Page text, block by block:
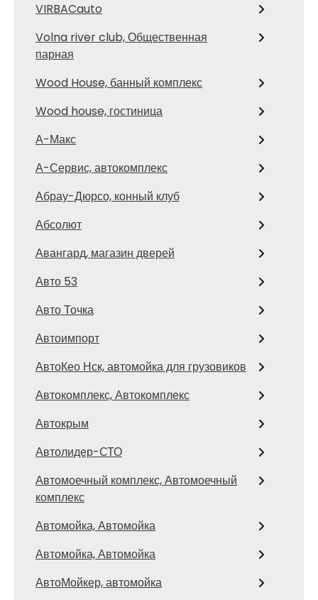
VIRBACauto
Volna river club, Общественная
парная
Wood House, банный комплекс
Wood house, гостиница
А-Макс
А-Сервис, автокомплекс
Абрау-Дюрсо, конный клуб
Абсолют
Авангард, магазин дверей
Авто 53
Авто Точка
Автоимпорт
АвтоКео Нск, автомойка для грузовиков
Автокомплекс, Автокомплекс
Автокрым
Автолидер-СТО
Автомоечный комплекс, Автомоечный
комплекс
Автомойка, Автомойка
Автомойка, Автомойка
АвтоМойкер, автомойка